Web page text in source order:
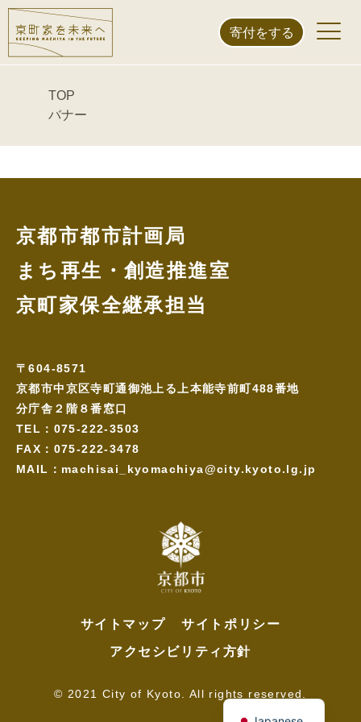
寄付をする
新着情報&トピックス
バナー
TOP
バナー
京都市都市計画局
まち再生・創造推進室
京町家保全継承担当
〒604-8571
京都市中京区寺町通御池上る上本能寺前町488番地
分庁舎２階８番窓口
TEL：075-222-3503
FAX：075-222-3478
MAIL：machisai_kyomachiya@city.kyoto.lg.jp
サイトマップ
サイトポリシー
アクセシビリティ方針
© 2021 City of Kyoto. All rights reserved.